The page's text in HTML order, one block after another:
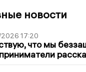
новости
17:20
что мы